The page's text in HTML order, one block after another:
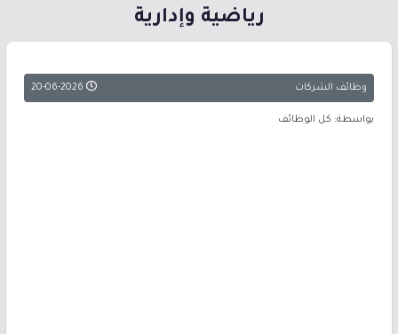
رياضية وإدارية
وظائف الشركات 20-06-2026
بواسطة: كل الوظائف